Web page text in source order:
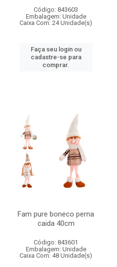
Código: 843603
Embalagem: Unidade
Caixa Com: 24 Unidade(s)
Faça seu login ou
cadastre-se para
comprar.
Fam pure boneco perna
caida 40cm
Código: 843601
Embalagem: Unidade
Caixa Com: 48 Unidade(s)